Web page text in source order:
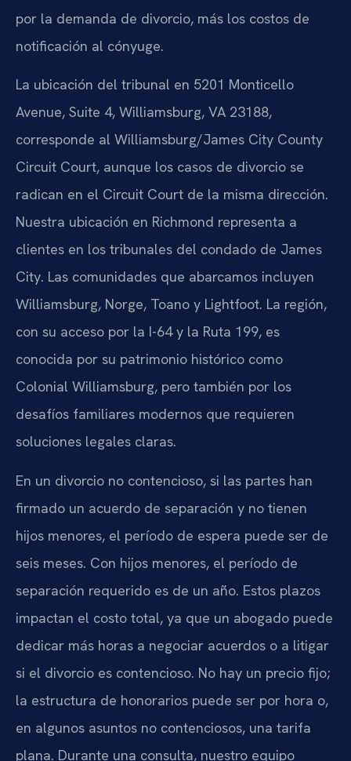
por la demanda de divorcio, más los costos de
notificación al cónyuge.
La ubicación del tribunal en 5201 Monticello
Avenue, Suite 4, Williamsburg, VA 23188,
corresponde al Williamsburg/James City County
Circuit Court, aunque los casos de divorcio se
radican en el Circuit Court de la misma dirección.
Nuestra ubicación en Richmond representa a
clientes en los tribunales del condado de James
City. Las comunidades que abarcamos incluyen
Williamsburg, Norge, Toano y Lightfoot. La región,
con su acceso por la I-64 y la Ruta 199, es
conocida por su patrimonio histórico como
Colonial Williamsburg, pero también por los
desafíos familiares modernos que requieren
soluciones legales claras.
En un divorcio no contencioso, si las partes han
firmado un acuerdo de separación y no tienen
hijos menores, el período de espera puede ser de
seis meses. Con hijos menores, el período de
separación requerido es de un año. Estos plazos
impactan el costo total, ya que un abogado puede
dedicar más horas a negociar acuerdos o a litigar
si el divorcio es contencioso. No hay un precio fijo;
la estructura de honorarios puede ser por hora o,
en algunos asuntos no contenciosos, una tarifa
plana. Durante una consulta, nuestro equipo